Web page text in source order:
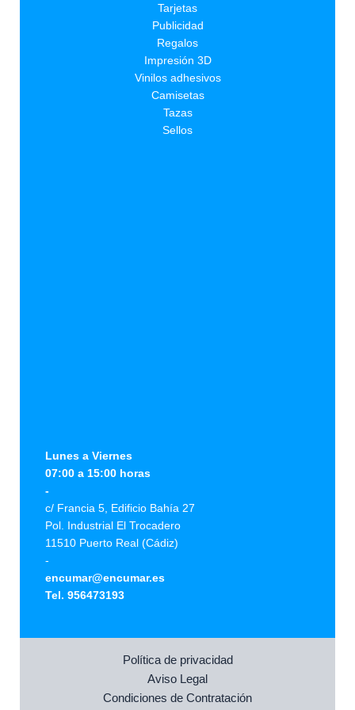
Tarjetas
Publicidad
Regalos
Impresión 3D
Vinilos adhesivos
Camisetas
Tazas
Sellos
Lunes a Viernes
07:00 a 15:00 horas
-
c/ Francia 5, Edificio Bahía 27
Pol. Industrial El Trocadero
11510 Puerto Real (Cádiz)
-
encumar@encumar.es
Tel. 956473193
Política de privacidad
Aviso Legal
Condiciones de Contratación